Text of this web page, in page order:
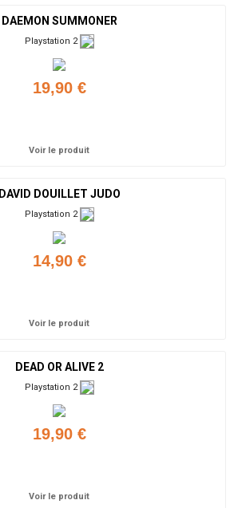
DAEMON SUMMONER
Playstation 2
19,90 €
Voir le produit
DAVID DOUILLET JUDO
Playstation 2
14,90 €
Voir le produit
DEAD OR ALIVE 2
Playstation 2
19,90 €
Voir le produit